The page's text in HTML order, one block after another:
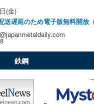
(金)
送遅延のため電子版無料開放
鉄鋼